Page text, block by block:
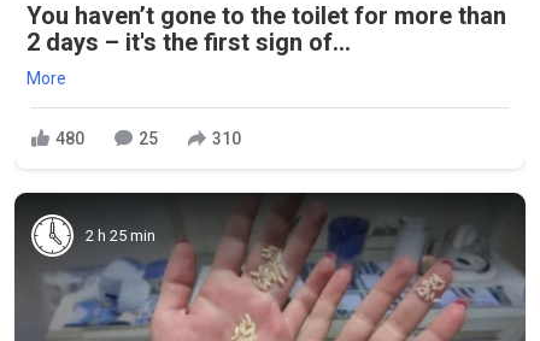
You haven’t gone to the toilet for more than
2 days – it's the first sign of...
More
480 25 310
2 h 25 min